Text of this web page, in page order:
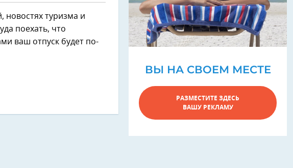
новостях туризма и
поехать, что
ваш отпуск будет по-
ВЫ НА СВОЕМ МЕСТЕ
РАЗМЕСТИТЕ ЗДЕСЬ
ВАШУ РЕКЛАМУ